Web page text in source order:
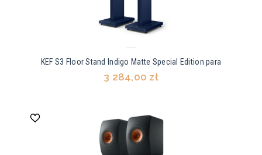
KEF S3 Floor Stand Indigo Matte Special Edition para
3 284,00 zł